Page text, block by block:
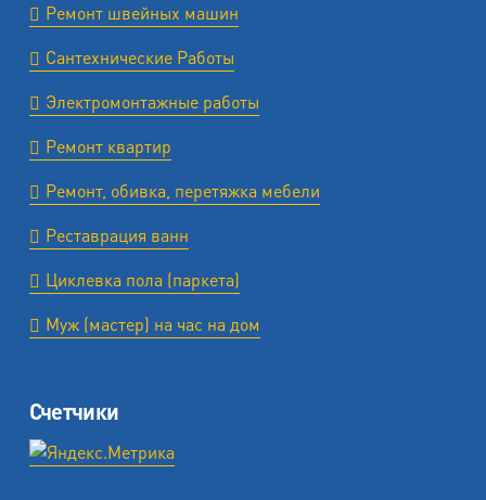
Ремонт швейных машин
Сантехнические Работы
Электромонтажные работы
Ремонт квартир
Ремонт, обивка, перетяжка мебели
Реставрация ванн
Циклевка пола (паркета)
Муж (мастер) на час на дом
Счетчики